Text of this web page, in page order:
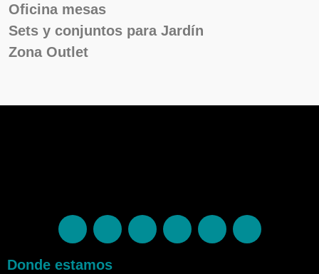
Oficina mesas
Sets y conjuntos para Jardín
Zona Outlet
Donde estamos